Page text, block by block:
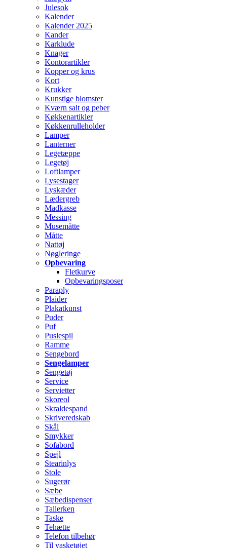
Julesok
Kalender
Kalender 2025
Kander
Karklude
Knager
Kontorartikler
Kopper og krus
Kort
Krukker
Kunstige blomster
Kværn salt og peber
Køkkenartikler
Køkkenrulleholder
Lamper
Lanterner
Legetæppe
Legetøj
Loftlamper
Lysestager
Lyskæder
Lædergreb
Madkasse
Messing
Musemåtte
Måtte
Nattøj
Nøgleringe
Opbevaring
Fletkurve
Opbevaringsposer
Paraply
Plaider
Plakatkunst
Puder
Puf
Puslespil
Ramme
Sengebord
Sengelamper
Sengetøj
Service
Servietter
Skoreol
Skraldespand
Skriveredskab
Skål
Smykker
Sofabord
Spejl
Stearinlys
Stole
Sugerør
Sæbe
Sæbedispenser
Tallerken
Taske
Tehætte
Telefon tilbehør
Til vasketøjet